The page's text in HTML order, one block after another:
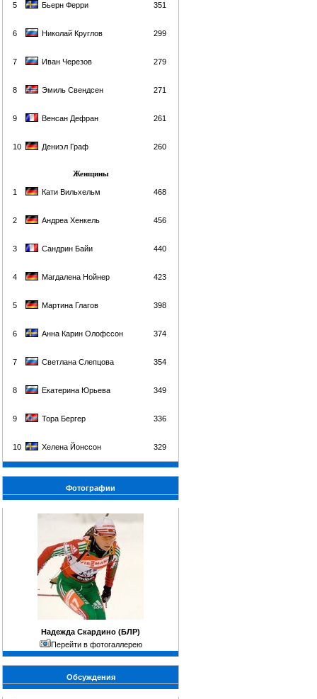
5 Бьерн Ферри 351
6 Николай Круглов 299
7 Иван Черезов 279
8 Эмиль Свендсен 271
9 Венсан Дефран 261
10 Дениэл Граф 260
Женщины
1 Кати Вильхельм 468
2 Андреа Хенкель 456
3 Сандрин Байи 440
4 Магдалена Нойнер 423
5 Мартина Глагов 398
6 Анна Карин Олофссон 374
7 Светлана Слепцова 354
8 Екатерина Юрьева 349
9 Тора Бергер 336
10 Хелена Йонссон 329
Фотографии
Надежда Скардино (БЛР)
Перейти в фотогаллерею
Обсуждения